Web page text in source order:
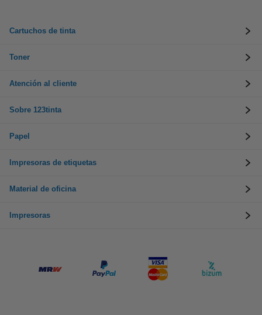
Cartuchos de tinta
Toner
Atención al cliente
Sobre 123tinta
Papel
Impresoras de etiquetas
Material de oficina
Impresoras